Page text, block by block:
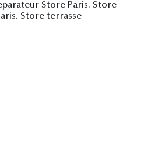
Store Paris. Store
Store terrasse